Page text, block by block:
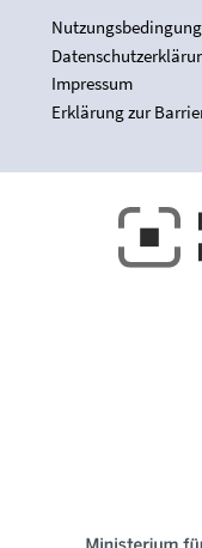
Impressum
Erklärung zur